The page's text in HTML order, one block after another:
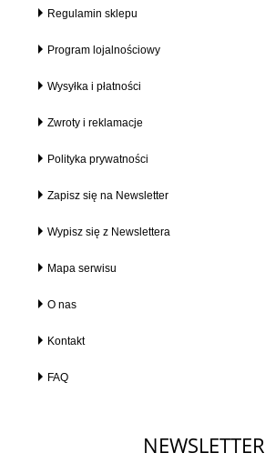
Regulamin sklepu
Program lojalnościowy
Wysyłka i płatności
Zwroty i reklamacje
Polityka prywatności
Zapisz się na Newsletter
Wypisz się z Newslettera
Mapa serwisu
O nas
Kontakt
FAQ
NEWSLETTER